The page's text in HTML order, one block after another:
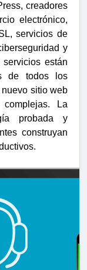
creadores
electrónico,
servicios de
y
están
de todos los
sitio web
La
probada y
construyan